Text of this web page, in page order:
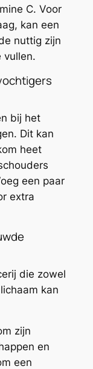
C. Voor
kan een
nuttig zijn
vullen.
bij het
Dit kan
heet
een paar
extra
die zowel
kan
zijn
en
een